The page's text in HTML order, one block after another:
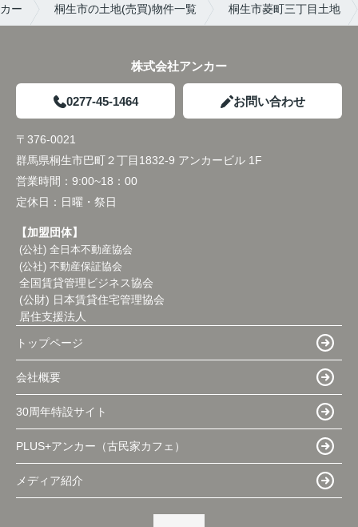
ー 桐生市の土地(売買)物件一覧 桐生市菱町三丁目土地
株式会社アンカー
0277-45-1464 お問い合わせ
〒376-0021
群馬県桐生市巴町２丁目1832-9 アンカービル 1F
営業時間： 9:00~18：00
定休日： 日曜・祭日
【加盟団体】
(公社) 全日本不動産協会
(公社) 不動産保証協会
全国賃貸管理ビジネス協会
(公財) 日本賃貸住宅管理協会
居住支援法人
トップページ
会社概要
30周年特設サイト
PLUS+アンカー（古民家カフェ）
メディア紹介